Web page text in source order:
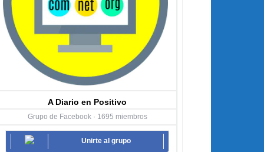
A Diario en Positivo
Grupo de Facebook · 1695 miembros
Unirte al grupo